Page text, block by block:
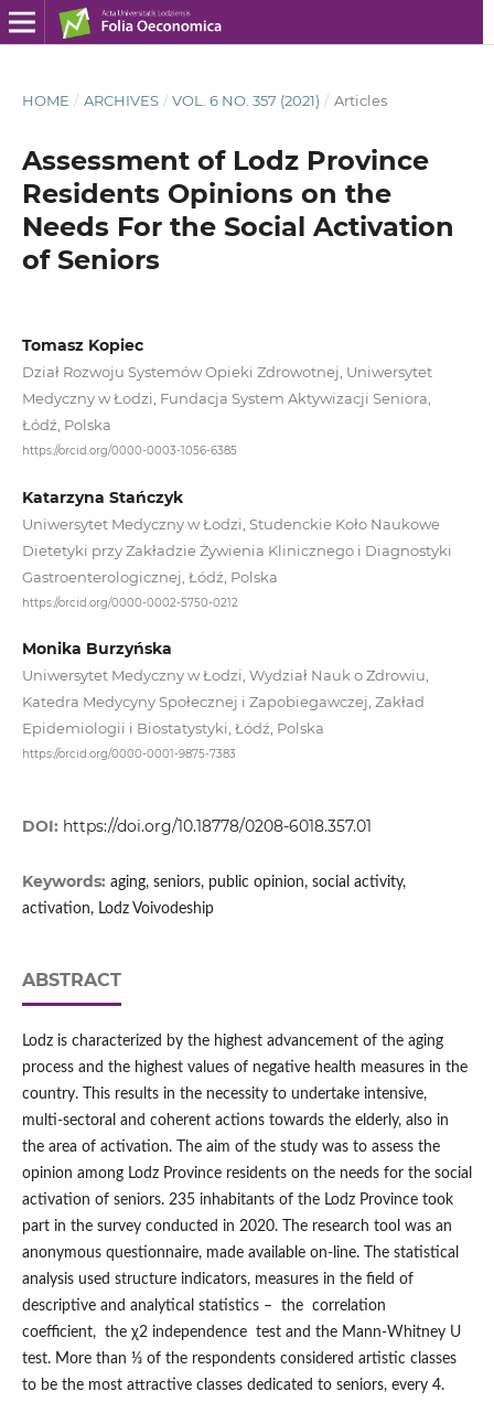
HOME / ARCHIVES / VOL. 6 NO. 357 (2021) / Articles
Assessment of Lodz Province
Residents Opinions on the
Needs For the Social Activation
of Seniors
Tomasz Kopiec
Dział Rozwoju Systemów Opieki Zdrowotnej, Uniwersytet
Medyczny w Łodzi, Fundacja System Aktywizacji Seniora,
Łódź, Polska
https://orcid.org/0000-0003-1056-6385
Katarzyna Stańczyk
Uniwersytet Medyczny w Łodzi, Studenckie Koło Naukowe
Dietetyki przy Zakładzie Żywienia Klinicznego i Diagnostyki
Gastroenterologicznej, Łódź, Polska
https://orcid.org/0000-0002-5750-0212
Monika Burzyńska
Uniwersytet Medyczny w Łodzi, Wydział Nauk o Zdrowiu,
Katedra Medycyny Społecznej i Zapobiegawczej, Zakład
Epidemiologii i Biostatystyki, Łódź, Polska
https://orcid.org/0000-0001-9875-7383
DOI: https://doi.org/10.18778/0208-6018.357.01
Keywords: aging, seniors, public opinion, social activity,
activation, Lodz Voivodeship
ABSTRACT
Lodz is characterized by the highest advancement of the aging
process and the highest values of negative health measures in the
country. This results in the necessity to undertake intensive,
multi‑sectoral and coherent actions towards the elderly, also in
the area of activation. The aim of the study was to assess the
opinion among Lodz Province residents on the needs for the social
activation of seniors. 235 inhabitants of the Lodz Province took
part in the survey conducted in 2020. The research tool was an
anonymous questionnaire, made available on‑line. The statistical
analysis used structure indicators, measures in the field of
descriptive and analytical statistics – the correlation
coefficient, the χ2 independence test and the Mann‑Whitney U
test. More than ⅓ of the respondents considered artistic classes
to be the most attractive classes dedicated to seniors, every 4.